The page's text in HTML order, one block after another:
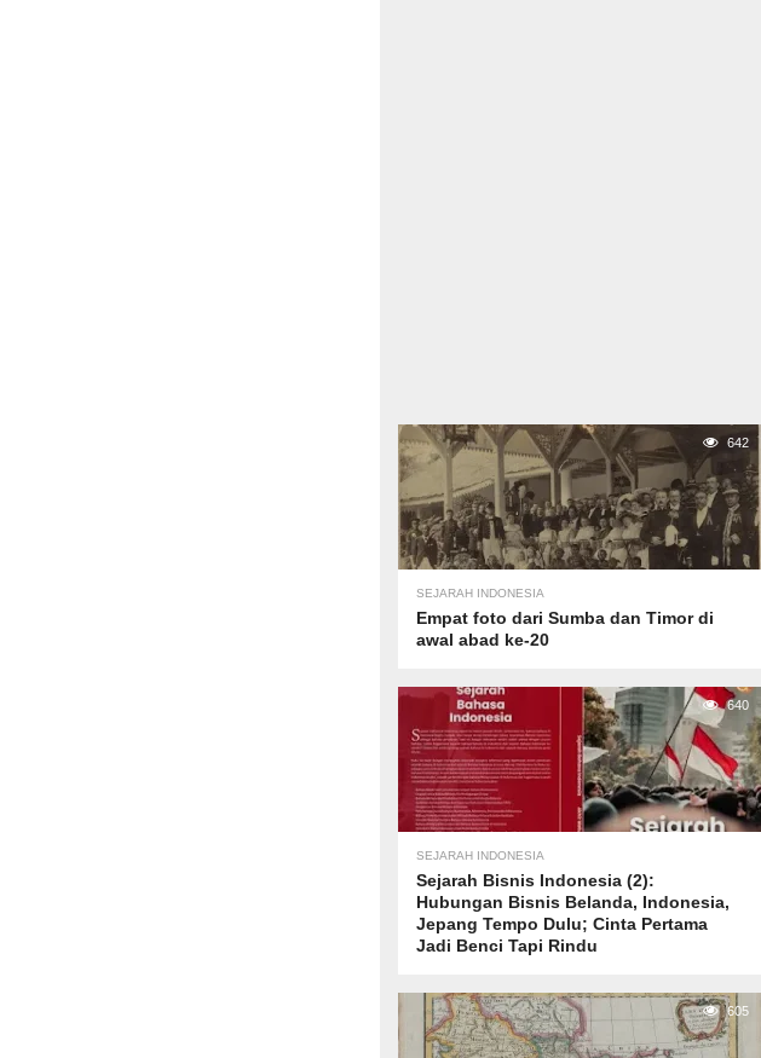
642
SEJARAH INDONESIA
Empat foto dari Sumba dan Timor di
awal abad ke-20
640
SEJARAH INDONESIA
Sejarah Bisnis Indonesia (2):
Hubungan Bisnis Belanda, Indonesia,
Jepang Tempo Dulu; Cinta Pertama
Jadi Benci Tapi Rindu
605